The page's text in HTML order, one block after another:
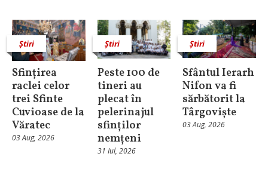
Știri
Sfințirea
raclei celor
trei Sfinte
Cuvioase de la
Văratec
03 Aug, 2026
Știri
Peste 100 de
tineri au
plecat în
pelerinajul
sfinților
nemțeni
31 Iul, 2026
Știri
Sfântul Ierarh
Nifon va fi
sărbătorit la
Târgoviște
03 Aug, 2026